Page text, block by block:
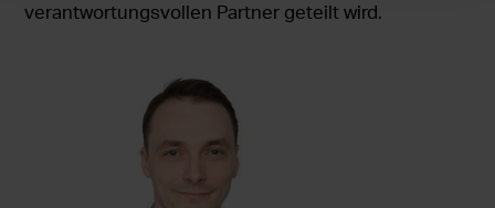
verantwortungsvollen Partner geteilt wird.